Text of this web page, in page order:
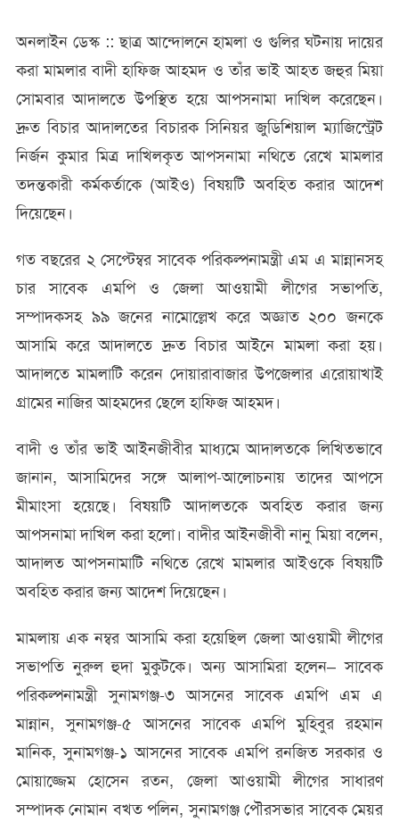
মামলায়
আপসনামা
অনলাইন ডেস্ক ::ছাত্র আন্দোলনে হামলা ও গুলির ঘটনায় দায়ের
করা মামলার বাদী হাফিজ আহমদ ও তাঁর ভাই আহত জহুর মিয়া
সোমবার আদালতে উপস্থিত হয়ে আপসনামা দাখিল করেছেন।
দ্রুত বিচার আদালতের বিচারক সিনিয়র জুডিশিয়াল ম্যাজিস্ট্রেট
নির্জন কুমার মিত্র দাখিলকৃত আপসনামা নথিতে রেখে মামলার
তদন্তকারী কর্মকর্তাকে (আইও) বিষয়টি অবহিত করার আদেশ
দিয়েছেন।
গত বছরের ২ সেপ্টেম্বর সাবেক পরিকল্পনামন্ত্রী এম এ মান্নানসহ
চার সাবেক এমপি ও জেলা আওয়ামী লীগের সভাপতি,
সম্পাদকসহ ৯৯ জনের নামোল্লেখ করে অজ্ঞাত ২০০ জনকে
আসামি করে আদালতে দ্রুত বিচার আইনে মামলা করা হয়।
আদালতে মামলাটি করেন দোয়ারাবাজার উপজেলার এরোয়াখাই
গ্রামের নাজির আহমদের ছেলে হাফিজ আহমদ।
বাদী ও তাঁর ভাই আইনজীবীর মাধ্যমে আদালতকে লিখিতভাবে
জানান, আসামিদের সঙ্গে আলাপ-আলোচনায় তাদের আপসে
মীমাংসা হয়েছে। বিষয়টি আদালতকে অবহিত করার জন্য
আপসনামা দাখিল করা হলো। বাদীর আইনজীবী নানু মিয়া বলেন,
আদালত আপসনামাটি নথিতে রেখে মামলার আইওকে বিষয়টি
অবহিত করার জন্য আদেশ দিয়েছেন।
মামলায় এক নম্বর আসামি করা হয়েছিল জেলা আওয়ামী লীগের
সভাপতি নুরুল হুদা মুকুটকে। অন্য আসামিরা হলেন– সাবেক
পরিকল্পনামন্ত্রী সুনামগঞ্জ-৩ আসনের সাবেক এমপি এম এ
মান্নান, সুনামগঞ্জ-৫ আসনের সাবেক এমপি মুহিবুর রহমান
মানিক, সুনামগঞ্জ-১ আসনের সাবেক এমপি রনজিত সরকার ও
মোয়াজ্জেম হোসেন রতন, জেলা আওয়ামী লীগের সাধারণ
সম্পাদক নোমান বখত পলিন, সুনামগঞ্জ পৌরসভার সাবেক মেয়র